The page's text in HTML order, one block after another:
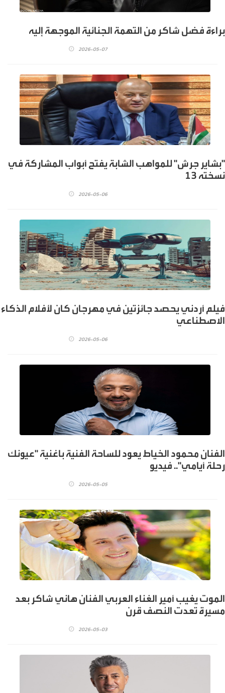
براءة فضل شاكر من التهمة الجنائية الموجهة إليه
2026-05-07
"بشاير جرش" للمواهب الشابة يفتح أبواب المشاركة في
نسخته 13
2026-05-06
فيلم أردني يحصد جائزتين في مهرجان كان لأفلام الذكاء
الاصطناعي
2026-05-06
الفنان محمود الخياط يعود للساحة الفنية باغنية "عيونك
رحلة أيامي".. فيديو
2026-05-05
الموت يغيب أمير الغناء العربي الفنان هاني شاكر بعد
مسيرة تعدت النصف قرن
2026-05-03